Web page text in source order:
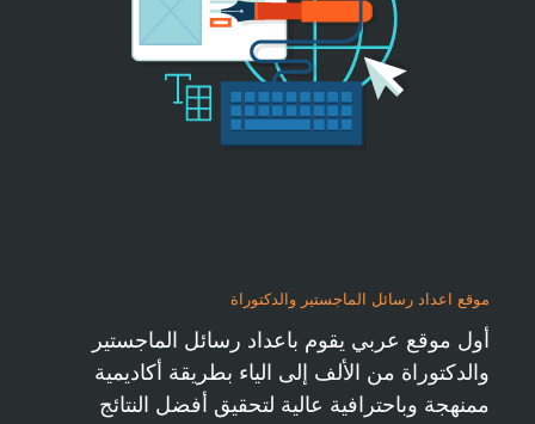
موقع اعداد رسائل الماجستير والدكتوراة
أول موقع عربي يقوم باعداد رسائل الماجستير
والدكتوراة من الألف إلى الياء بطريقة أكاديمية
ممنهجة وباحترافية عالية لتحقيق أفضل النتائج